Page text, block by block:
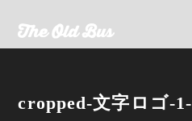
cropped-文字ロゴ-1-